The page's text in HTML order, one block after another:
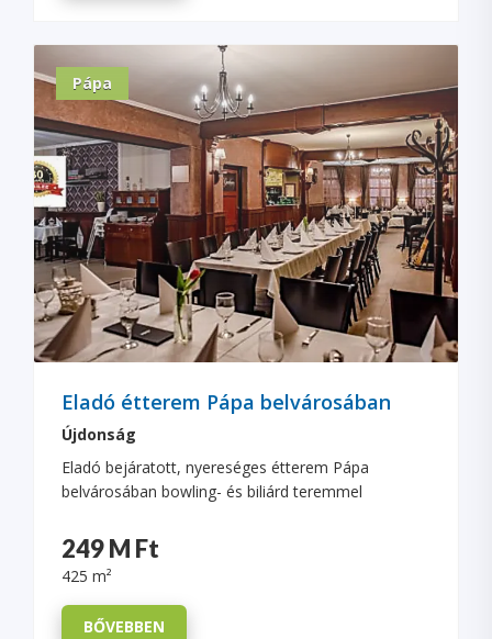
Pápa
Eladó étterem Pápa belvárosában
Újdonság
Eladó bejáratott, nyereséges étterem Pápa
belvárosában bowling- és biliárd teremmel
249 M Ft
425 m²
BŐVEBBEN